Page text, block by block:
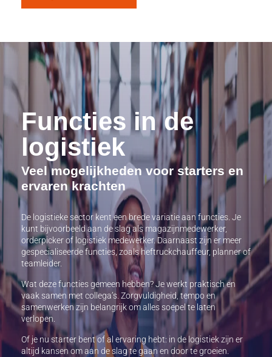
Functies in de
logistiek
Veel mogelijkheden voor starters en
ervaren krachten
De logistieke sector kent een brede variatie aan functies. Je
kunt bijvoorbeeld aan de slag als magazijnmedewerker,
orderpicker of logistiek medewerker. Daarnaast zijn er meer
gespecialiseerde functies, zoals heftruckchauffeur, planner of
teamleider.
Wat deze functies gemeen hebben? Je werkt praktisch en
vaak samen met collega’s. Zorgvuldigheid, tempo en
samenwerken zijn belangrijk om alles soepel te laten
verlopen.
Of je nu starter bent of al ervaring hebt: in de logistiek zijn er
altijd kansen om aan de slag te gaan en door te groeien.